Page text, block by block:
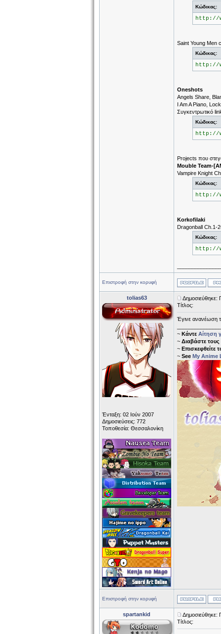
Κώδικας:
http://
Saint Young Men
Κώδικας:
http://
Oneshots
Αngels Share,
I Am A Piano,
Συγκεντρωτικό
Κώδικας:
http://
Projects που
Mouble Team-
Vampire Knight
Κώδικας:
http://
Korkofilaki
Dragonball Ch.1-
Κώδικας:
http://
Επιστροφή στην κορυφή
tolias63
Ένταξη: 02 Ιούν 2007
Δημοσιεύσεις: 772
Τοποθεσία: Θεσσαλονίκη
Δημοσιεύθηκε:
Τίτλος:
Έγινε ανανέωση
~ Κάντε Αίτηση
~ Διαβάστε τους
~ Επισκεφθείτε
~ See My Anime
Επιστροφή στην κορυφή
spartankid
Δημοσιεύθηκε:
Τίτλος: